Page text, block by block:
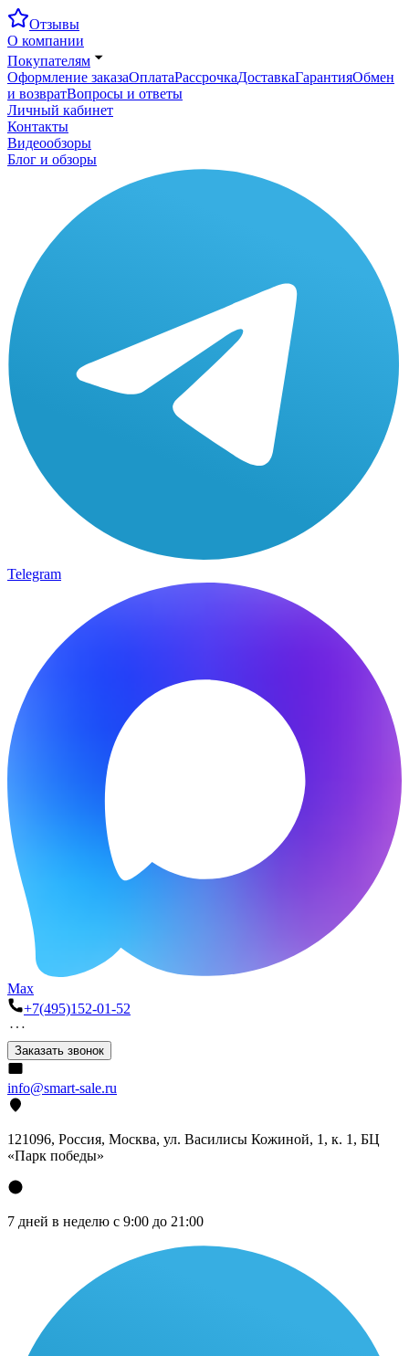
Отзывы
О компании
Покупателям
Оформление заказаОплатаРассрочкаДоставкаГарантияОбмен
и возвратВопросы и ответы
Личный кабинет
Контакты
Видеообзоры
Блог и обзоры
Telegram
Max
+7(495)152-01-52
Заказать звонок
info@smart-sale.ru
121096, Россия, Москва, ул. Василисы Кожиной, 1, к. 1, БЦ
«Парк победы»
7 дней в неделю с 9:00 до 21:00